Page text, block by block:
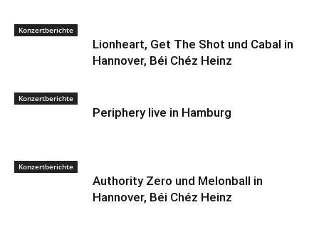
Konzertberichte
Lionheart, Get The Shot und Cabal in
Hannover, Béi Chéz Heinz
Konzertberichte
Periphery live in Hamburg
Konzertberichte
Authority Zero und Melonball in
Hannover, Béi Chéz Heinz